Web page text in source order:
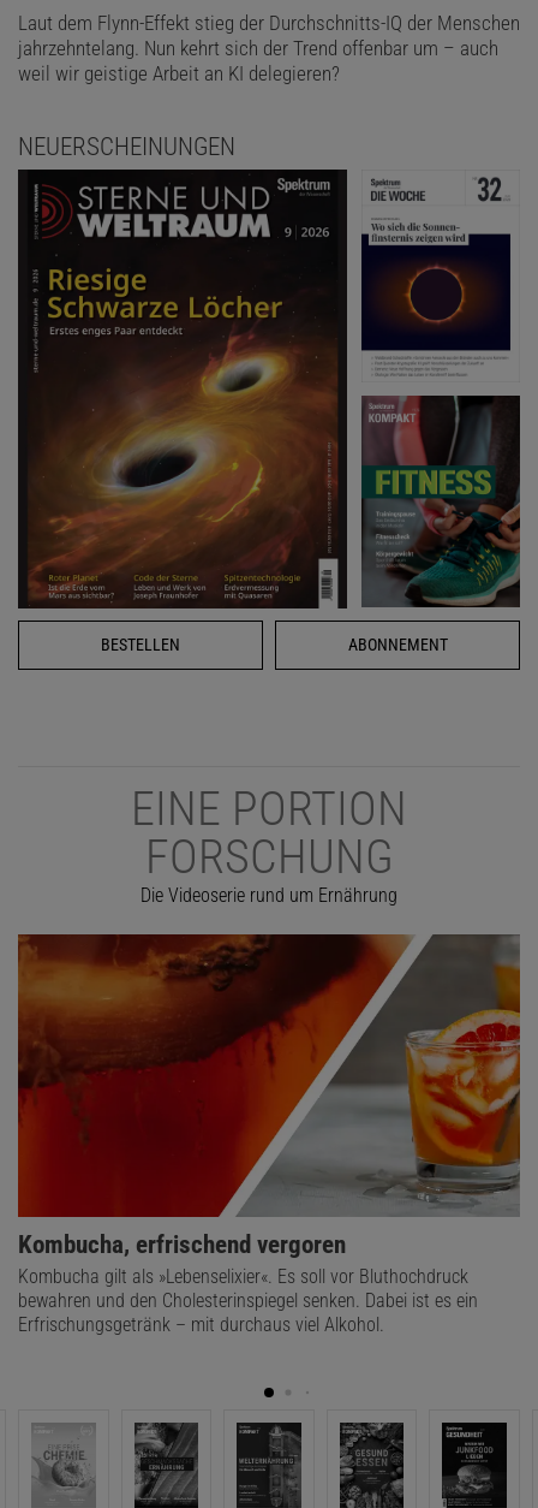
Laut dem Flynn-Effekt stieg der Durchschnitts-IQ der Menschen
jahrzehntelang. Nun kehrt sich der Trend offenbar um – auch
weil wir geistige Arbeit an KI delegieren?
NEUERSCHEINUNGEN
BESTELLEN ABONNEMENT
EINE PORTION
FORSCHUNG
Die Videoserie rund um Ernährung
Kombucha, erfrischend vergoren
Kombucha gilt als »Lebenselixier«. Es soll vor Bluthochdruck
bewahren und den Cholesterinspiegel senken. Dabei ist es ein
Erfrischungsgetränk – mit durchaus viel Alkohol.